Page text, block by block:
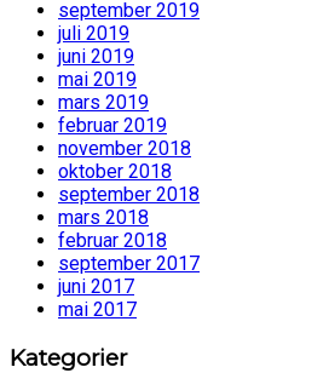
september 2019
juli 2019
juni 2019
mai 2019
mars 2019
februar 2019
november 2018
oktober 2018
september 2018
mars 2018
februar 2018
september 2017
juni 2017
mai 2017
Kategorier